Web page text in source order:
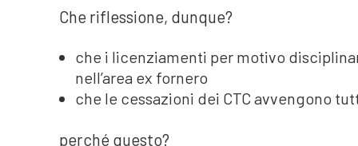
Che riflessione, dunque?
che i licenziamenti per motivo
nell’area ex fornero
che le cessazioni dei CTC avvengono
perché questo?